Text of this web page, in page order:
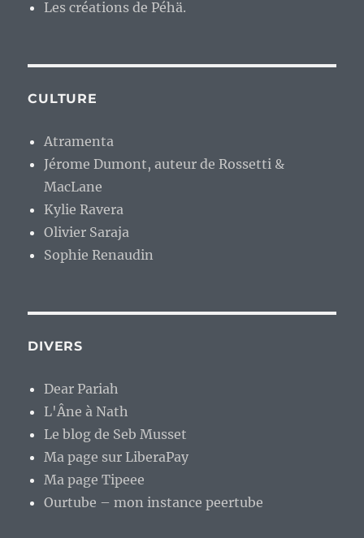
Les créations de Péhä.
CULTURE
Atramenta
Jérome Dumont, auteur de Rossetti &
MacLane
Kylie Ravera
Olivier Saraja
Sophie Renaudin
DIVERS
Dear Pariah
L'Âne à Nath
Le blog de Seb Musset
Ma page sur LiberaPay
Ma page Tipeee
Ourtube – mon instance peertube